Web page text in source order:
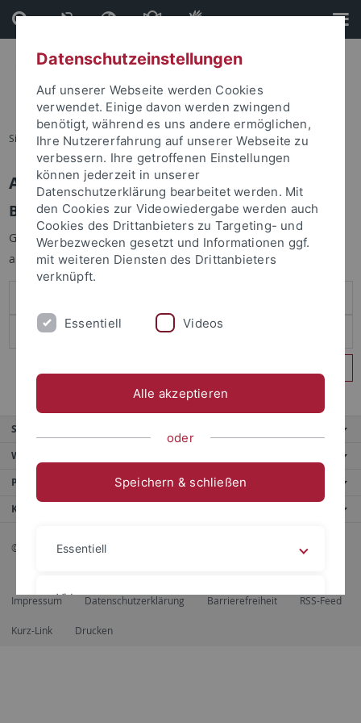
Direkt
zum
Inhalt
Direkt
zur
Fußleiste
Sie sind hier: Startseite
Anmelden
Benutzeranmeldung
Geben Sie Ihren Benutzernamen und Ihr Passwort an um sich
anzumelden:
Service
Weitere Angebote
Portale
Kontaktinfo
© 2026 Eberhard Karls Universität Tübingen, Tübingen
Impressum Datenschutzerklärung Barrierefreiheit RSS-Feed
Kurz-Link Drucken
Datenschutzeinstellungen
Auf unserer Webseite werden Cookies
verwendet. Einige davon werden zwingend
benötigt, während es uns andere ermöglichen,
Ihre Nutzererfahrung auf unserer Webseite zu
verbessern. Ihre getroffenen Einstellungen
können jederzeit in unserer
Datenschutzerklärung bearbeitet werden. Mit
den Cookies zur Videowiedergabe werden auch
Cookies des Drittanbieters zu Targeting- und
Werbezwecken gesetzt und Informationen ggf.
mit weiteren Diensten des Drittanbieters
verknüpft.
Essentiell Videos
Alle akzeptieren
oder
Speichern & schließen
Essentiell
Videos